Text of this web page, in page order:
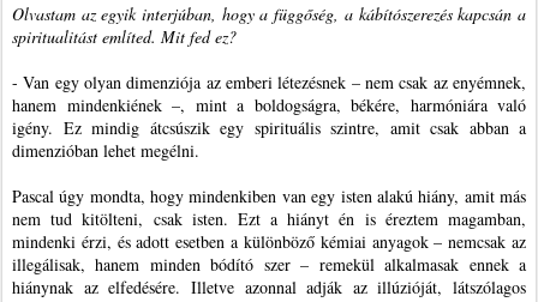
Olvastam az egyik interjúban, hogy a függőség, a kábítószerezés kapcsán a
spiritualitást említed. Mit fed ez?
- Van egy olyan dimenziója az emberi létezésnek – nem csak az enyémnek,
hanem mindenkiének –, mint a boldogságra, békére, harmóniára való
igény. Ez mindig átcsúszik egy spirituális szintre, amit csak abban a
dimenzióban lehet megélni.
Pascal úgy mondta, hogy mindenkiben van egy isten alakú hiány, amit más
nem tud kitölteni, csak isten. Ezt a hiányt én is éreztem magamban,
mindenki érzi, és adott esetben a különböző kémiai anyagok – nemcsak az
illegálisak, hanem minden bódító szer – remekül alkalmasak ennek a
hiánynak az elfedésére. Illetve azonnal adják az illúzióját, látszólagos